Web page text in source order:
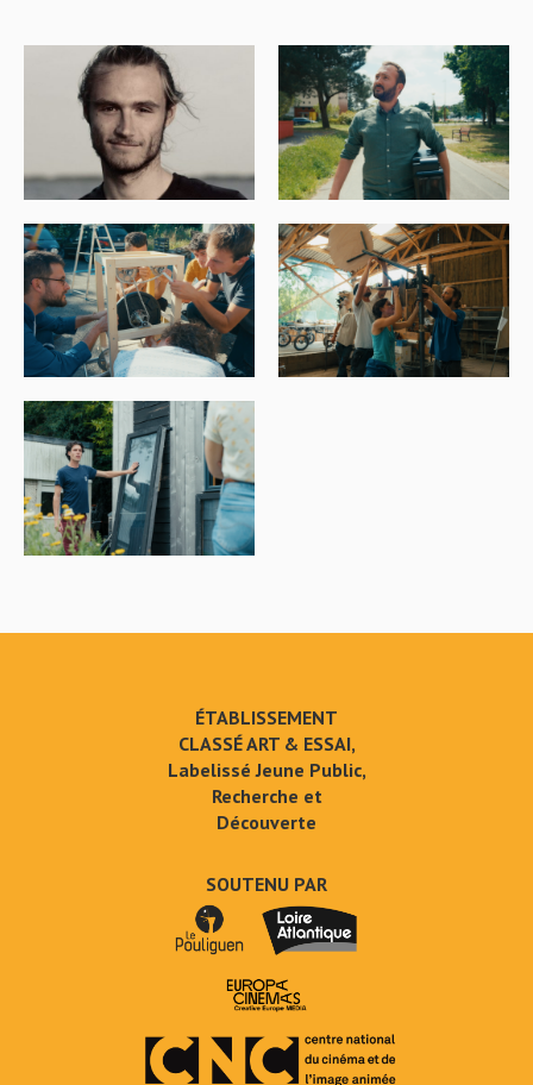
ÉTABLISSEMENT
CLASSÉ ART & ESSAI,
Labelissé Jeune Public,
Recherche et
Découverte
SOUTENU PAR